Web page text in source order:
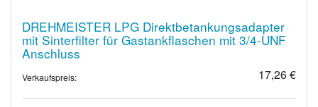
DREHMEISTER LPG Direktbetankungsadapter
mit Sinterfilter für Gastankflaschen mit 3/4-UNF
Anschluss
Verkaufspreis: 17,26 €